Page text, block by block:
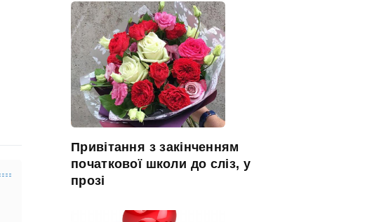
Привітання з закінченням
початкової школи до сліз, у
прозі